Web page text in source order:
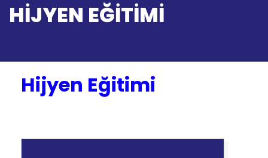
HIJYEN EĞITIMI
Hijyen Eğitimi